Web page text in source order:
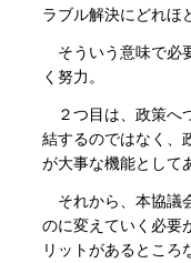
ラブル解決にどれほ
そういう意味で必
く努力。
２つ目は、政策へ
結するのではなく、
が大事な機能として
それから、本協議
のに変えていく必要
リットがあるところ